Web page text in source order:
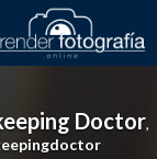
Doctor,